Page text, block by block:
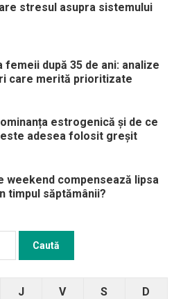
stresul asupra sistemului
femeii după 35 de ani: analize
care merită prioritizate
estrogenică și de ce
adesea folosit greșit
weekend compensează lipsa
timpul săptămânii?
J V S D